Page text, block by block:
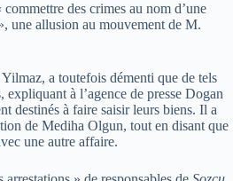
des crimes au nom d’une
une allusion au mouvement de M.
a toutefois démenti que de tels
expliquant à l’agence de presse Dogan
destinés à faire saisir leurs biens. Il a
de Mediha Olgun, tout en disant que
une autre affaire.